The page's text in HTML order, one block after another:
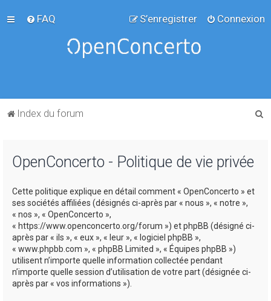
FAQ Connexion
S’enregistrer
Index du forum
OpenConcerto - Politique de vie privée
Cette politique explique en détail comment « OpenConcerto » et
ses sociétés affiliées (désignés ci-après par « nous », « notre »,
« nos », « OpenConcerto »,
« https://www.openconcerto.org/forum ») et phpBB (désigné ci-
après par « ils », « eux », « leur », « logiciel phpBB »,
« www.phpbb.com », « phpBB Limited », « Équipes phpBB »)
utilisent n’importe quelle information collectée pendant
n’importe quelle session d’utilisation de votre part (désignée ci-
après par « vos informations »).